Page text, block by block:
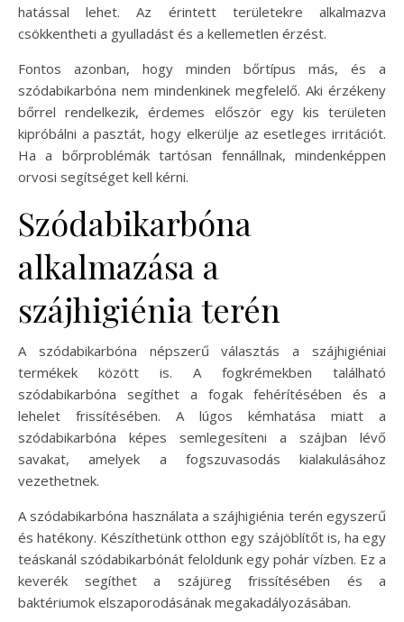
hatással lehet. Az érintett területekre alkalmazva
csökkentheti a gyulladást és a kellemetlen érzést.
Fontos azonban, hogy minden bőrtípus más, és a
szódabikarbóna nem mindenkinek megfelelő. Aki érzékeny
bőrrel rendelkezik, érdemes először egy kis területen
kipróbálni a pasztát, hogy elkerülje az esetleges irritációt.
Ha a bőrproblémák tartósan fennállnak, mindenképpen
orvosi segítséget kell kérni.
Szódabikarbóna
alkalmazása a
szájhigiénia terén
A szódabikarbóna népszerű választás a szájhigiéniai
termékek között is. A fogkrémekben található
szódabikarbóna segíthet a fogak fehérítésében és a
lehelet frissítésében. A lúgos kémhatása miatt a
szódabikarbóna képes semlegesíteni a szájban lévő
savakat, amelyek a fogszuvasodás kialakulásához
vezethetnek.
A szódabikarbóna használata a szájhigiénia terén egyszerű
és hatékony. Készíthetünk otthon egy szájöblítőt is, ha egy
teáskanál szódabikarbónát feloldunk egy pohár vízben. Ez a
keverék segíthet a szájüreg frissítésében és a
baktériumok elszaporodásának megakadályozásában.